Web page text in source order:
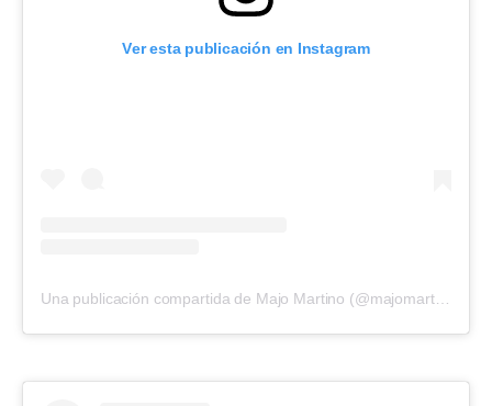
Ver esta publicación en Instagram
Una publicación compartida de Majo Martino (@majomartino)